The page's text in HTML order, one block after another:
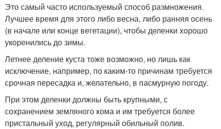
Это самый часто используемый способ размножения.
Лучшее время для этого либо весна, либо ранняя осень
(в начале или конце вегетации), чтобы деленки хорошо
укоренились до зимы.
Летнее деление куста тоже возможно, но лишь как
исключение, например, по каким-то причинам требуется
срочная пересадка и, желательно, в пасмурную погоду.
При этом деленки должны быть крупными, с
сохранением земляного кома и им требуется более
пристальный уход, регулярный обильный полив.